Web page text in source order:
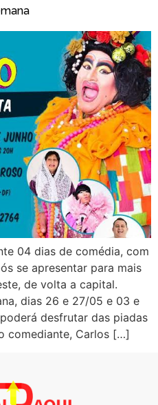
04 dias de comédia, com
se apresentar para mais
de volta a capital.
dias 26 e 27/05 e 03 e
desfrutar das piadas
comediante, Carlos […]